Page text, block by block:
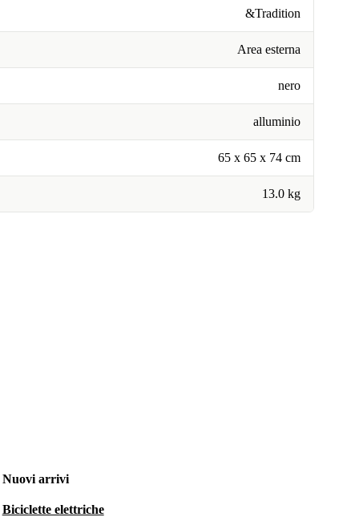
&Tradition
Area esterna
nero
alluminio
65 x 65 x 74 cm
13.0 kg
Nuovi arrivi
Biciclette elettriche